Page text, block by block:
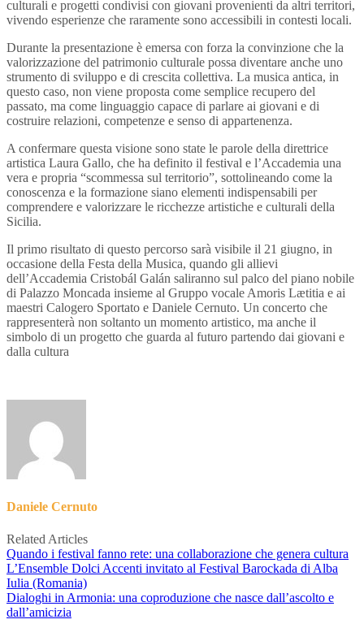
culturali e progetti condivisi con giovani provenienti da altri territori,
vivendo esperienze che raramente sono accessibili in contesti locali.
Durante la presentazione è emersa con forza la convinzione che la
valorizzazione del patrimonio culturale possa diventare anche uno
strumento di sviluppo e di crescita collettiva. La musica antica, in
questo caso, non viene proposta come semplice recupero del
passato, ma come linguaggio capace di parlare ai giovani e di
costruire relazioni, competenze e senso di appartenenza.
A confermare questa visione sono state le parole della direttrice
artistica Laura Gallo, che ha definito il festival e l’Accademia una
vera e propria “scommessa sul territorio”, sottolineando come la
conoscenza e la formazione siano elementi indispensabili per
comprendere e valorizzare le ricchezze artistiche e culturali della
Sicilia.
Il primo risultato di questo percorso sarà visibile il 21 giugno, in
occasione della Festa della Musica, quando gli allievi
dell’Accademia Cristobál Galán saliranno sul palco del piano nobile
di Palazzo Moncada insieme al Gruppo vocale Amoris Lætitia e ai
maestri Calogero Sportato e Daniele Cernuto. Un concerto che
rappresenterà non soltanto un momento artistico, ma anche il
simbolo di un progetto che guarda al futuro partendo dai giovani e
dalla cultura
Daniele Cernuto
Related Articles
Quando i festival fanno rete: una collaborazione che genera cultura
L’Ensemble Dolci Accenti invitato al Festival Barockada di Alba
Iulia (Romania)
Dialoghi in Armonia: una coproduzione che nasce dall’ascolto e
dall’amicizia